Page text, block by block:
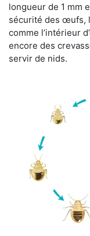
longueur de 1 mm
sécurité des œufs,
comme l’intérieur
encore des
servir de nids.